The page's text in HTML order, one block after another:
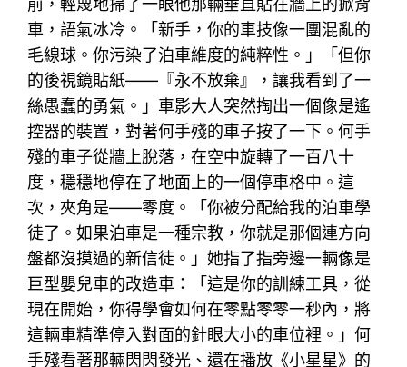
前，輕蔑地掃了一眼他那輛垂直貼在牆上的掀背
車，語氣冰冷。「新手，你的車技像一團混亂的
毛線球。你污染了泊車維度的純粹性。」「但你
的後視鏡貼紙——『永不放棄』，讓我看到了一
絲愚蠢的勇氣。」車影大人突然掏出一個像是遙
控器的裝置，對著何手殘的車子按了一下。何手
殘的車子從牆上脫落，在空中旋轉了一百八十
度，穩穩地停在了地面上的一個停車格中。這
次，夾角是——零度。「你被分配給我的泊車學
徒了。如果泊車是一種宗教，你就是那個連方向
盤都沒摸過的新信徒。」她指了指旁邊一輛像是
巨型嬰兒車的改造車：「這是你的訓練工具，從
現在開始，你得學會如何在零點零零一秒內，將
這輛車精準停入對面的針眼大小的車位裡。」何
手殘看著那輛閃閃發光、還在播放《小星星》的